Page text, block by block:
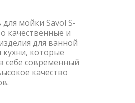
мойки Savol S-
качественные и
для ванной
которые
себе современный
качество